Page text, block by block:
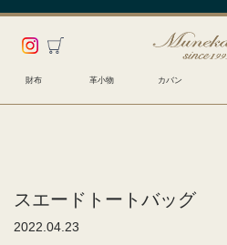
財布 革小物 カバン
スエードトートバッグ
2022.04.23